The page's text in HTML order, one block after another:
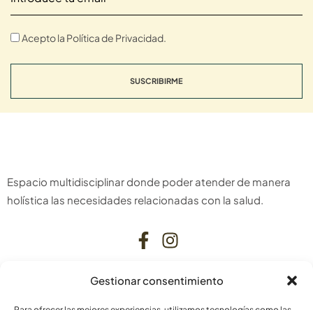
Gestionar consentimiento
Acepto la Política de Privacidad.
SUSCRIBIRME
Espacio multidisciplinar donde poder atender de manera
holística las necesidades relacionadas con la salud.